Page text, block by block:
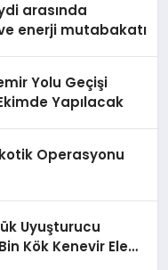
arasında
enerji mutabakatı
Yolu Geçişi
Yapılacak
Operasyonu
Uyuşturucu
Kök Kenevir Ele